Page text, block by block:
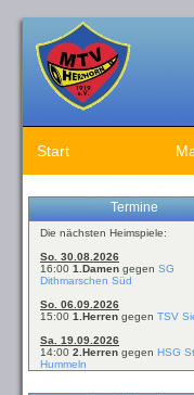
Start
Termine
Die nächsten Heimspiele:
So. 30.08.2026
16:00 1.Damen gegen SG
Dithmarschen Süd
So. 06.09.2026
15:00 1.Herren gegen TSV
Sa. 19.09.2026
14:00 2.Herren gegen HSG
Hummeln